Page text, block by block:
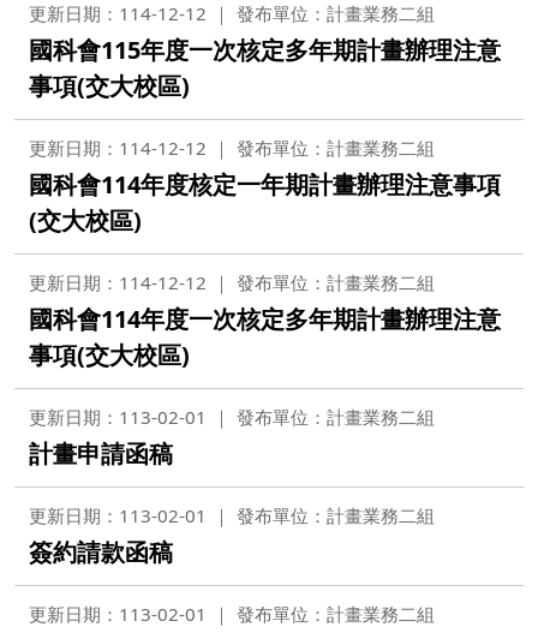
更新日期：114-12-12 發布單位：計畫業務二組
國科會115年度一次核定多年期計畫辦理注意
事項(交大校區)
更新日期：114-12-12 發布單位：計畫業務二組
國科會114年度核定一年期計畫辦理注意事項
(交大校區)
更新日期：114-12-12 發布單位：計畫業務二組
國科會114年度一次核定多年期計畫辦理注意
事項(交大校區)
更新日期：113-02-01 發布單位：計畫業務二組
計畫申請函稿
更新日期：113-02-01 發布單位：計畫業務二組
簽約請款函稿
更新日期：113-02-01 發布單位：計畫業務二組